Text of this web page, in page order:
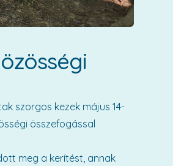
szorgos kezek május 14-
összefogással
meg a kerítést, annak